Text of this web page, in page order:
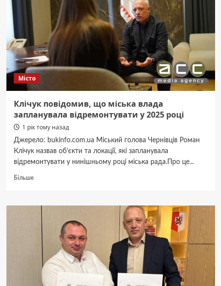
контракт
добровольців
18–
24
років:
що
він
передбачає
Місто
Клічук повідомив, що міська влада
запланувала відремонтувати у 2025 році
1 рік тому назад
Джерело: bukinfo.com.ua Міський голова Чернівців Роман
Клічук назвав об’єкти та локації, які запланувала
відремонтувати у нинішньому році міська рада.Про це...
БільшеДокладніше
повідомив,
запланувала
відремонтувати
2025